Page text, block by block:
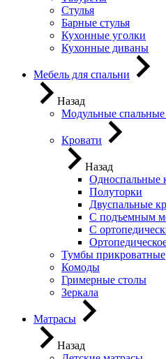
Стулья
Барные стулья
Кухонные уголки
Кухонные диваны
Мебель для спальни
Назад
Модульные
Кровати
Назад
Односпальные
Полуторки
Двуспальные
С подъемным
С
Тумбы прикроватные
Комоды
Гримерные столы
Зеркала
Матрасы
Назад